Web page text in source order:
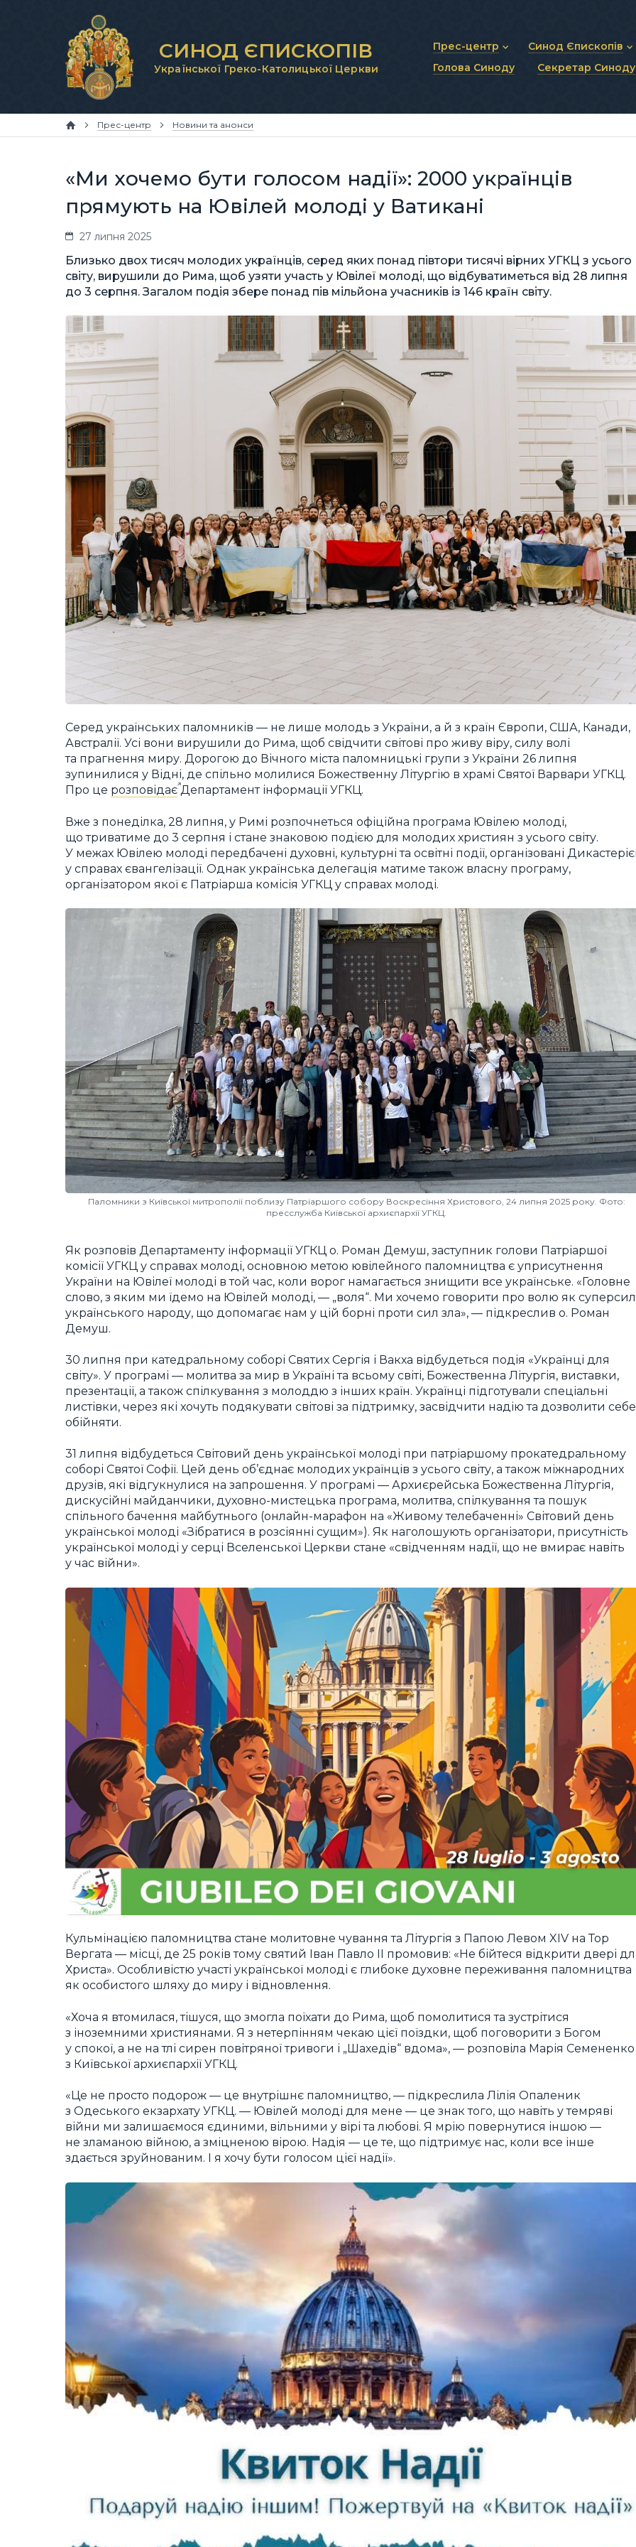
СИНОД ЄПИСКОПІВ
Української Греко-Католицької Церкви
Прес-центр
Новини та анонси
Синод Єпископів
Статут Синоду
Синодальні органи
Голова Синоду Секретар Синоду
Прес-центр Новини та анонси
«Ми хочемо бути голосом надії»: 2000 українців
прямують на Ювілей молоді у Ватикані
27 липня 2025
Близько двох тисяч молодих українців, серед яких понад півтори тисячі вірних УГКЦ з усього
світу, вирушили до Рима, щоб узяти участь у Ювілеї молоді, що відбуватиметься від 28 липня
до 3 серпня. Загалом подія збере понад пів мільйона учасників із 146 країн світу.
Серед українських паломників — не лише молодь з України, а й з країн Європи, США, Канади,
Австралії. Усі вони вирушили до Рима, щоб свідчити світові про живу віру, силу волі
та прагнення миру. Дорогою до Вічного міста паломницькі групи з України 26 липня
зупинилися у Відні, де спільно молилися Божественну Літургію в храмі Святої Варвари УГКЦ.
Про це розповідаєДепартамент інформації УГКЦ.
Вже з понеділка, 28 липня, у Римі розпочнеться офіційна програма Ювілею молоді,
що триватиме до 3 серпня і стане знаковою подією для молодих християн з усього світу.
У межах Ювілею молоді передбачені духовні, культурні та освітні події, організовані
у справах євангелізації. Однак українська делегація матиме також власну програму,
організатором якої є Патріарша комісія УГКЦ у справах молоді.
Паломники з Київської митрополії поблизу Патріаршого собору Воскресіння Христового, 24 липня 2025 року. Фото:
пресслужба Київської архиєпархії УГКЦ.
Як розповів Департаменту інформації УГКЦ о. Роман Демуш, заступник голови Патріаршої
комісії УГКЦ у справах молоді, основною метою ювілейного паломництва є уприсутнення
України на Ювілеї молоді в той час, коли ворог намагається знищити все українське. «Головне
слово, з яким ми їдемо на Ювілей молоді, — „воля“. Ми хочемо говорити про волю як
українського народу, що допомагає нам у цій борні проти сил зла», — підкреслив о. Роман
Демуш.
30 липня при катедральному соборі Святих Сергія і Вакха відбудеться подія «Українці для
світу». У програмі — молитва за мир в Україні та всьому світі, Божественна Літургія, виставки,
презентації, а також спілкування з молоддю з інших країн. Українці підготували спеціальні
листівки, через які хочуть подякувати світові за підтримку, засвідчити надію та дозволити себе
обійняти.
31 липня відбудеться Світовий день української молоді при патріаршому прокатедральному
соборі Святої Софії. Цей день об’єднає молодих українців з усього світу, а також міжнародних
друзів, які відгукнулися на запрошення. У програмі — Архиєрейська Божественна Літургія,
дискусійні майданчики, духовно-мистецька програма, молитва, спілкування та пошук
спільного бачення майбутнього (онлайн-марафон на «Живому телебаченні» Світовий день
української молоді «Зібратися в розсіянні сущим»). Як наголошують організатори, присутність
української молоді у серці Вселенської Церкви стане «свідченням надії, що не вмирає навіть
у час війни».
Кульмінацією паломництва стане молитовне чування та Літургія з Папою Левом XIV на Тор
Вергата — місці, де 25 років тому святий Іван Павло ІІ промовив: «Не бійтеся відкрити двері
Христа». Особливістю участі української молоді є глибоке духовне переживання паломництва
як особистого шляху до миру і відновлення.
«Хоча я втомилася, тішуся, що змогла поїхати до Рима, щоб помолитися та зустрітися
з іноземними християнами. Я з нетерпінням чекаю цієї поїздки, щоб поговорити з Богом
у спокої, а не на тлі сирен повітряної тривоги і „Шахедів“ вдома», — розповіла Марія Семененко
з Київської архиєпархії УГКЦ.
«Це не просто подорож — це внутрішнє паломництво, — підкреслила Лілія Опаленик
з Одеського екзархату УГКЦ. — Ювілей молоді для мене — це знак того, що навіть у темряві
війни ми залишаємося єдиними, вільними у вірі та любові. Я мрію повернутися іншою —
не зламаною війною, а зміцненою вірою. Надія — це те, що підтримує нас, коли все інше
здається зруйнованим. І я хочу бути голосом цієї надії».